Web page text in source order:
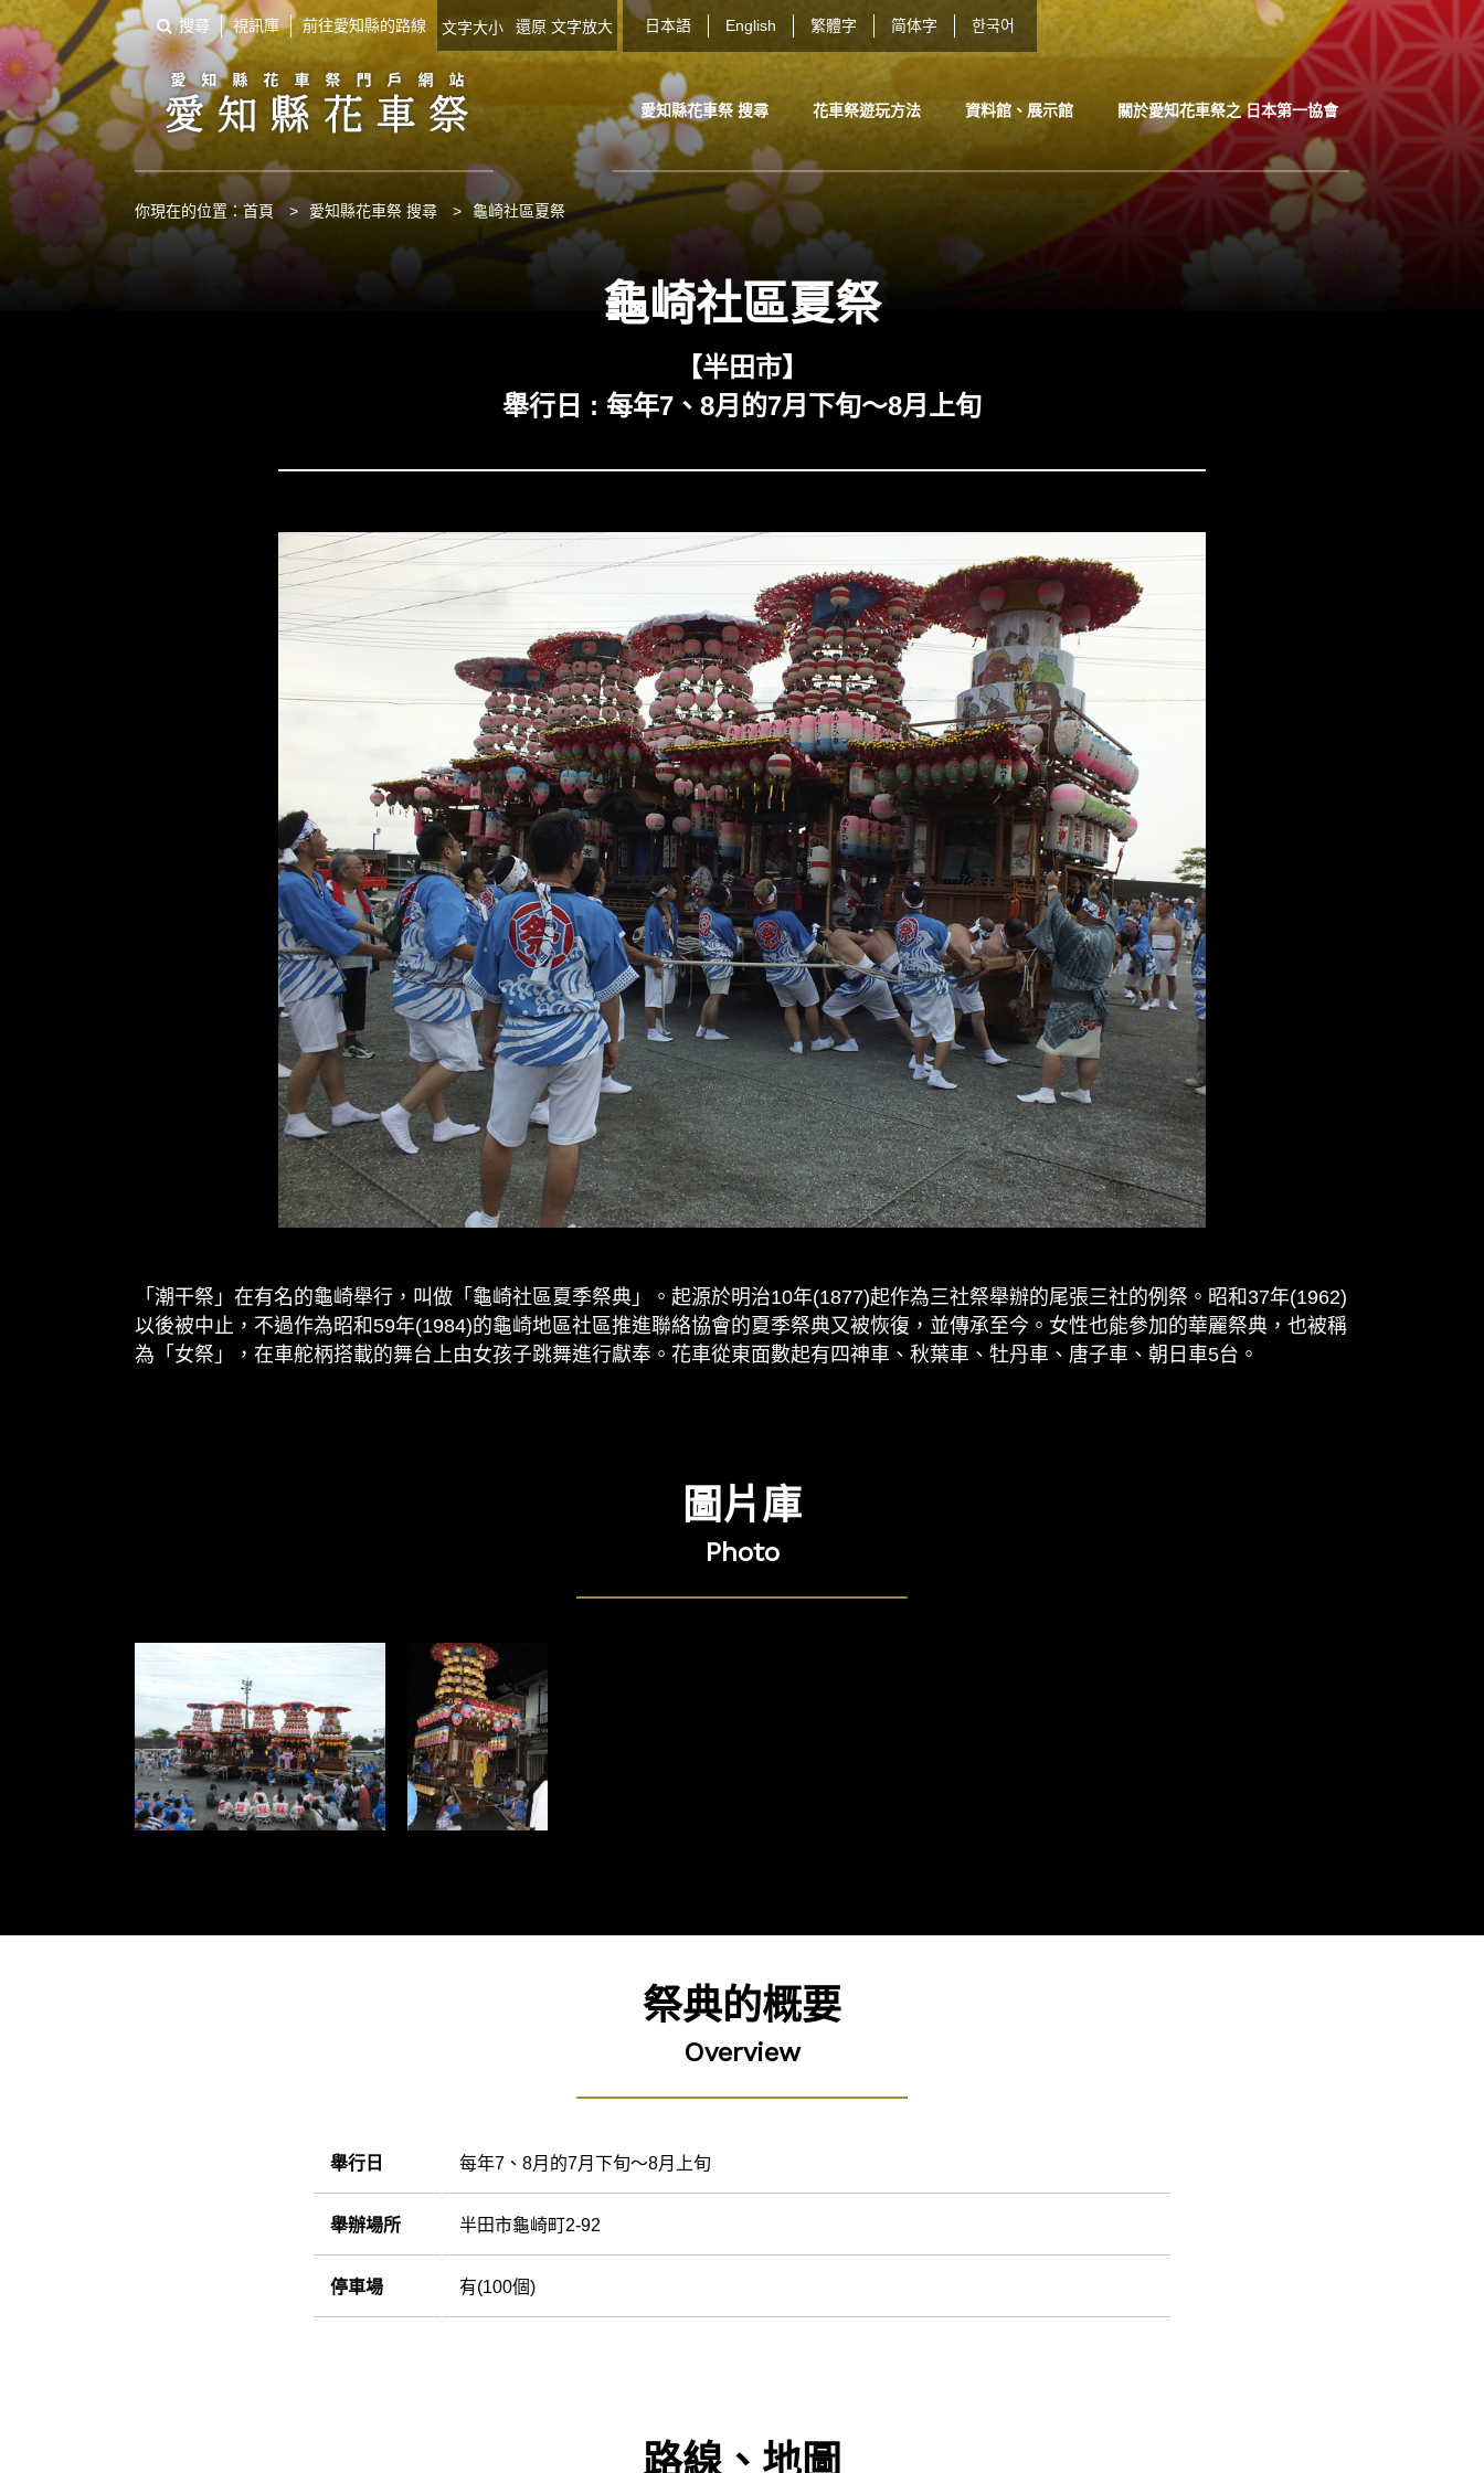
搜尋 視訊庫 前往愛知縣的路線 文字大小 還原 文字放大 日本語 English 繁體字 简体字 한국어
愛知縣花車祭 搜尋 花車祭遊玩方法 資料館、展示館 關於愛知花車祭之 日本第一協會
你現在的位置：首頁 > 愛知縣花車祭 搜尋 > 龜崎社區夏祭
龜崎社區夏祭
【半田市】
舉行日 : 每年7、8月的7月下旬～8月上旬
「潮干祭」在有名的龜崎舉行，叫做「龜崎社區夏季祭典」。起源於明治10年(1877)起作為三社祭舉辦的尾張三社的例祭。昭和37年(1962)
以後被中止，不過作為昭和59年(1984)的龜崎地區社區推進聯絡協會的夏季祭典又被恢復，並傳承至今。女性也能參加的華麗祭典，也被稱
為「女祭」，在車舵柄搭載的舞台上由女孩子跳舞進行獻奉。花車從東面數起有四神車、秋葉車、牡丹車、唐子車、朝日車5台。
圖片庫
Photo
祭典的概要
Overview
舉行日 每年7、8月的7月下旬～8月上旬
舉辦場所 半田市龜崎町2-92
停車場 有(100個)
路線、地圖